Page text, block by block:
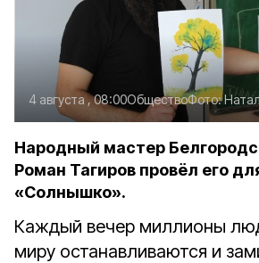
4 августа , 08:00ОбществоФото:
Народный мастер
Роман Тагиров провёл его
«Солнышко».
Каждый вечер миллионы
миру останавливаются и